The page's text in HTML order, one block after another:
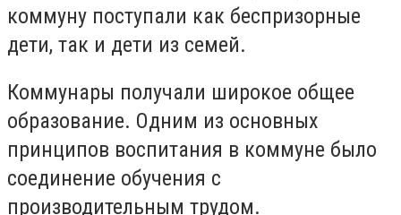
коммуну поступали как беспризорные
дети, так и дети из семей.
Коммунары получали широкое общее
образование. Одним из основных
принципов воспитания в коммуне было
соединение обучения с
производительным трудом.